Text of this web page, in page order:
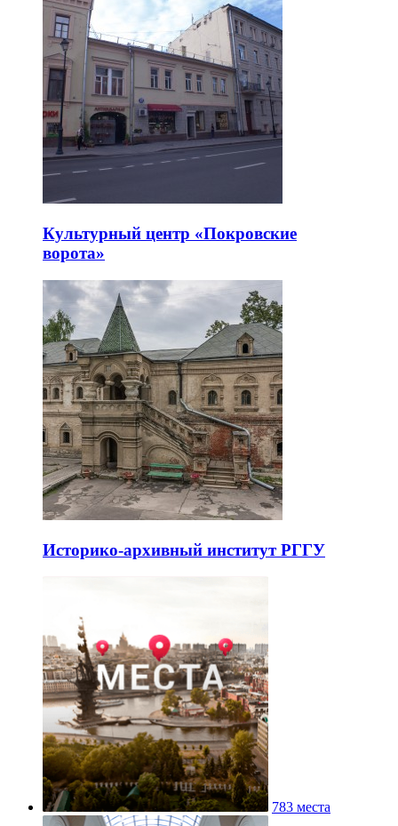
Культурный центр «Покровские
ворота»
Историко-архивный институт РГГУ
783 места